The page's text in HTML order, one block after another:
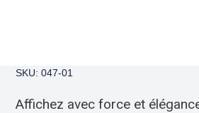
SKU: 047-01
Affichez avec force et